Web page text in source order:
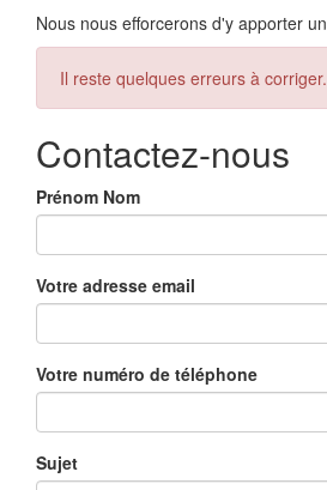
Nous nous efforcerons d'y apporter
Il reste quelques erreurs à corriger.
Contactez-nous
Prénom Nom
Votre adresse email
Votre numéro de téléphone
Sujet